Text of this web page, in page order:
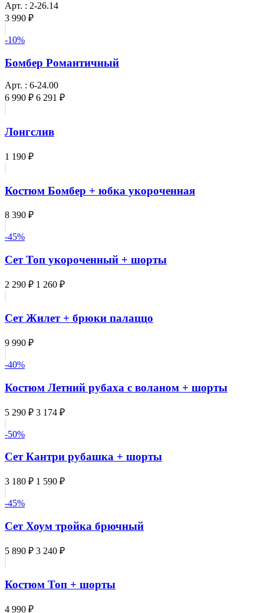
Арт. : 2-26.14
3 990 ₽
-10%
Бомбер Романтичный
Арт. : 6-24.00
6 990 ₽ 6 291 ₽
Лонгслив
1 190 ₽
Костюм Бомбер + юбка укороченная
8 390 ₽
-45%
Сет Топ укороченный + шорты
2 290 ₽ 1 260 ₽
Сет Жилет + брюки палаццо
9 990 ₽
-40%
Костюм Летний рубаха с воланом + шорты
5 290 ₽ 3 174 ₽
-50%
Сет Кантри рубашка + шорты
3 180 ₽ 1 590 ₽
-45%
Сет Хоум тройка брючный
5 890 ₽ 3 240 ₽
Костюм Топ + шорты
4 990 ₽